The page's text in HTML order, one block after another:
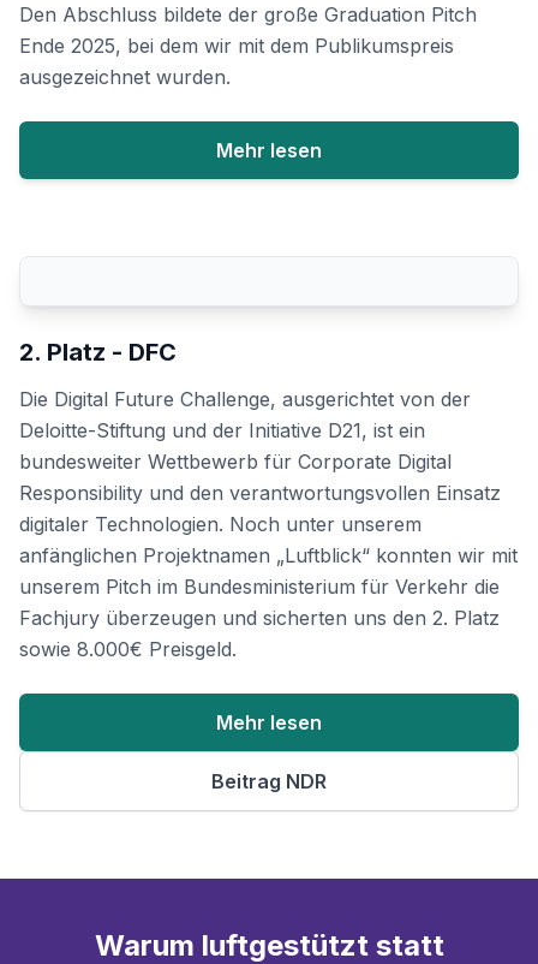
Den Abschluss bildete der große Graduation Pitch
Ende 2025, bei dem wir mit dem Publikumspreis
ausgezeichnet wurden.
Mehr lesen
2. Platz - DFC
Die Digital Future Challenge, ausgerichtet von der
Deloitte-Stiftung und der Initiative D21, ist ein
bundesweiter Wettbewerb für Corporate Digital
Responsibility und den verantwortungsvollen Einsatz
digitaler Technologien. Noch unter unserem
anfänglichen Projektnamen „Luftblick“ konnten wir mit
unserem Pitch im Bundesministerium für Verkehr die
Fachjury überzeugen und sicherten uns den 2. Platz
sowie 8.000€ Preisgeld.
Mehr lesen
Beitrag NDR
Warum luftgestützt statt